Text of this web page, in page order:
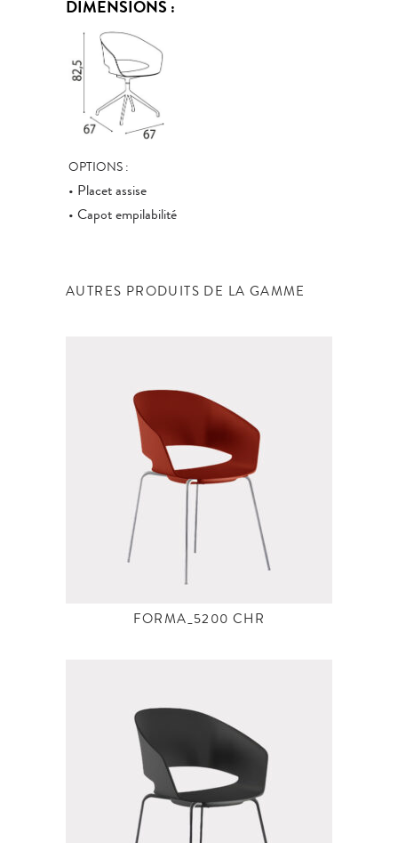
DIMENSIONS :
OPTIONS :
• Placet assise
• Capot empilabilité
AUTRES PRODUITS DE LA GAMME
FORMA_5200 CHR